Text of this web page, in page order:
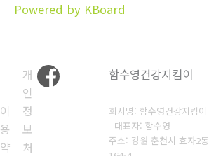
Powered by KBoard
이
용
약
개
인
정
보
처
함수영건강지킴이
회사명: 함수영건강지킴이
대표자: 함수영
주소: 강원 춘천시 효자2동